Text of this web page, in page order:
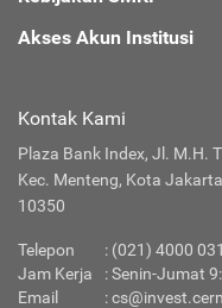
Akses Akun Institusi
Kontak Kami
Plaza Bank Index, Jl. M.H.
Kec. Menteng, Kota
10350
Telepon
: (021) 4000
Jam Kerja
: Senin-Jumat
Email
: